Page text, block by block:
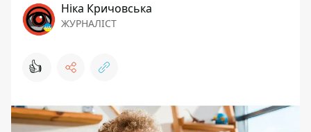
Ніка Кричовська
ЖУРНАЛІСТ
👍